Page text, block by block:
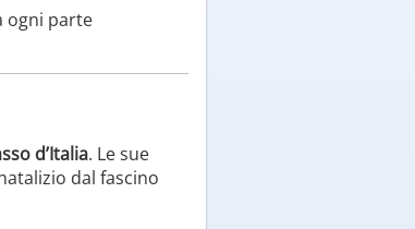
ogni parte
d’Italia. Le sue
dal fascino